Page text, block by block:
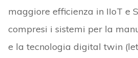
maggiore efficienza in IIoT e
compresi i sistemi per la
e la tecnologia digital twin